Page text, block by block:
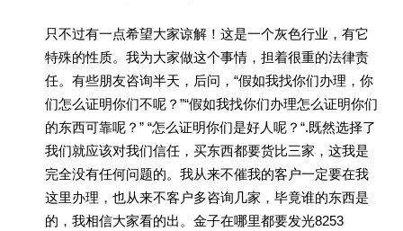
只不过有一点希望大家谅解！这是一个灰色行业，有它
特殊的性质。我为大家做这个事情，担着很重的法律责
任。有些朋友咨询半天，后问，“假如我找你们办理，你
们怎么证明你们不呢？”“假如我找你们办理怎么证明你们
的东西可靠呢？” “怎么证明你们是好人呢？“.既然选择了
我们就应该对我们信任，买东西都要货比三家，这我是
完全没有任何问题的。我从来不催我的客户一定要在我
这里办理，也从来不客户多咨询几家，毕竟谁的东西是
的，我相信大家看的出。金子在哪里都要发光8253